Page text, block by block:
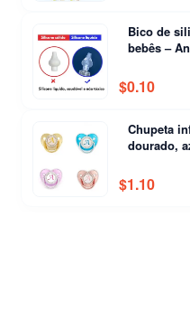
Bico de
bebês –
$0.10
Chupeta
dourado,
$1.10